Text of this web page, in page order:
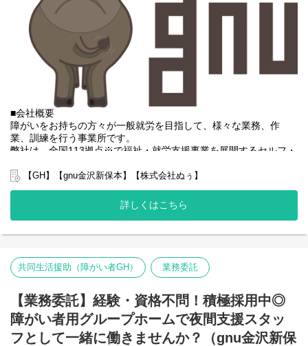
■会社概要
障がいをお持ちの方々が一般就労を目指して、様々な業務、作
業、訓練を行う事業所です。
弊社は、全国113拠点※で福祉・就労支援事業を展開するセルフ・
グループ全体で培った豊富なノウハウとネットワークを活かし、
弊社グループでは主に以下のパターンの事業所を全国に展開をさ
【就労継続支援A型事業所】
般就労を目指すサービス。
【就労継続支援B型事業所】
般就労を目指す、または高い工賃を目指すサービス。
【共同生活援助（障がい者グループホーム）】
⇒将来の自立した生活や就労を見据え、生活する力や困難を解決
する力、 働く力などを身につけるサービス。
【GH】【gnu金沢新保本】【株式会社ぬぅ】
詳しくはこちら
共同生活援助（障がい者GH） 業務委託
【業務委託】経験・資格不問！積極採用中◎
障がい者用グループホームで夜間支援スタッ
フとして一緒に働きませんか？（gnu金沢新保